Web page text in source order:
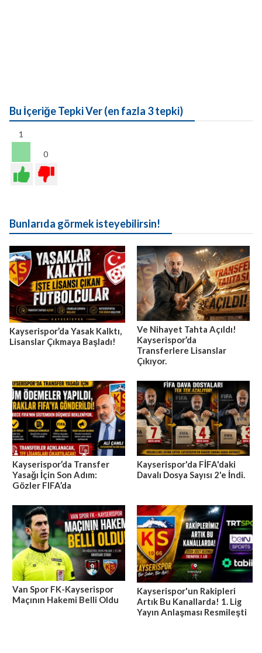
Bu İçeriğe Tepki Ver (en fazla 3 tepki)
1
0
Bunlarıda görmek isteyebilirsin!
Kayserispor’da Yasak Kalktı,
Lisanslar Çıkmaya Başladı!
Ve Nihayet Tahta Açıldı!
Kayserispor’da
Transferlere Lisanslar
Çıkıyor.
Kayserispor’da Transfer
Yasağı İçin Son Adım:
Gözler FIFA’da
Kayserispor'da FİFA'daki
Davalı Dosya Sayısı 2'e İndi.
Van Spor FK-Kayserispor
Maçının Hakemi Belli Oldu
Kayserispor'un Rakipleri
Artık Bu Kanallarda! 1. Lig
Yayın Anlaşması Resmileşti